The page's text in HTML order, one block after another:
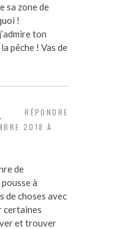
sa zone de
!
ton
pêche ! Vas de
2018 À
de
à
de choses avec
certaines
et trouver
RÉPONDRE